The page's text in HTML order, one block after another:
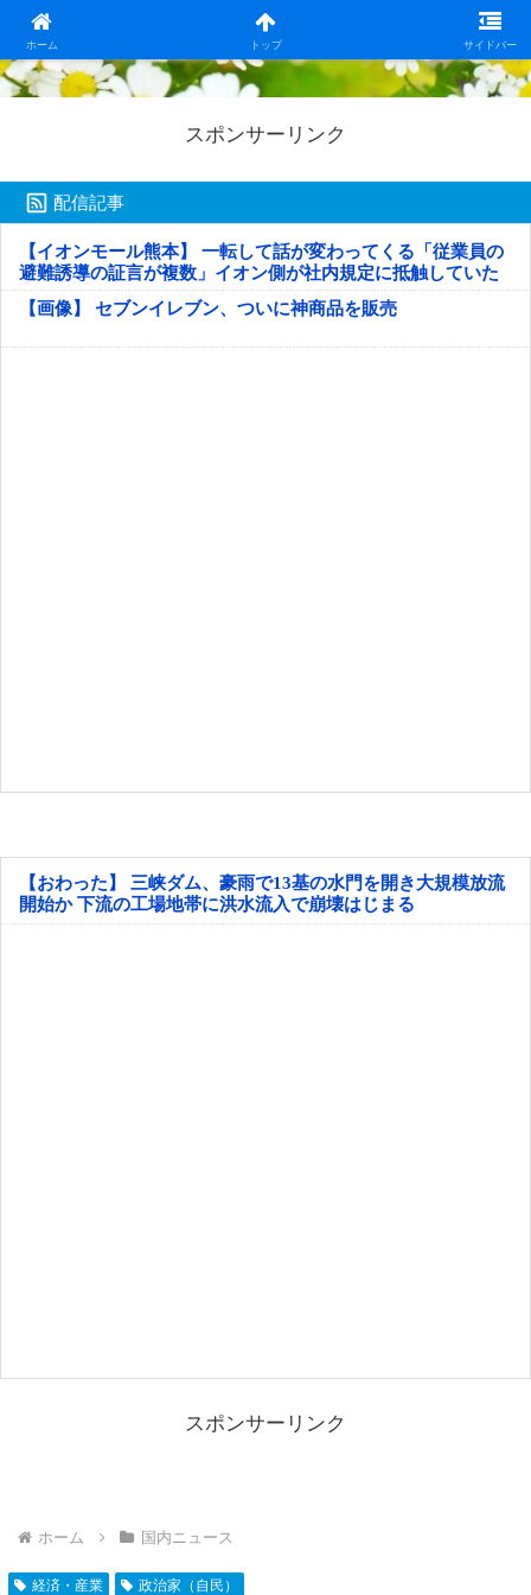
ホーム トップ サイドバー
日本第一！ニュース録
スポンサーリンク
配信記事
【イオンモール熊本】 一転して話が変わってくる「従業員の
避難誘導の証言が複数」イオン側が社内規定に抵触していた
疑い
【画像】 セブンイレブン、ついに神商品を販売
【おわった】 三峡ダム、豪雨で13基の水門を開き大規模放流
開始か 下流の工場地帯に洪水流入で崩壊はじまる
スポンサーリンク
ホーム 国内ニュース
経済・産業 政治家（自民）